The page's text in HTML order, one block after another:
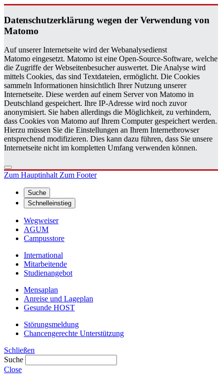
Da­ten­schutz­er­klä­rung wegen der Ver­wen­dung von
Ma­to­mo
Auf unserer Internetseite wird der Webanalysedienst
Matomo eingesetzt. Matomo ist eine Open-Source-Software, welche
die Zugriffe der Webseitenbesucher auswertet. Die Analyse wird
mittels Cookies, das sind Textdateien, ermöglicht. Die Cookies
sammeln Informationen hinsichtlich Ihrer Nutzung unserer
Internetseite. Diese werden auf einem Server von Matomo in
Deutschland gespeichert. Ihre IP-Adresse wird noch zuvor
anonymisiert. Sie haben allerdings die Möglichkeit, zu verhindern,
dass Cookies von Matomo auf Ihrem Computer gespeichert werden.
Hierzu müssen Sie die Einstellungen an Ihrem Internetbrowser
entsprechend modifizieren. Dies kann dazu führen, dass Sie unsere
Internetseite nicht im kompletten Umfang verwenden können.
Zum HauptinhaltZum Footer
Suche
Schnelleinstieg
Wegweiser
AGUM
Campusstore
International
Mitarbeitende
Studienangebot
Mensaplan
Anreise und Lageplan
Gesunde HOST
Störungsmeldung
Chancengerechte Unterstützung
Schließen
Suche
Close